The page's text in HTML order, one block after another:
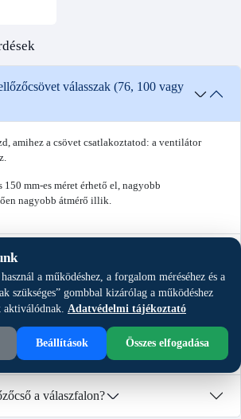
válasszak (76, 100 vagy
amihez a csövet csatlakoztatod: a ventilátor
mm-es méret érhető el, nagyobb
nagyobb átmérő illik.
csőben?
cső átmérőjét a ventilátorhoz vagy a
a válaszfalon?
a működéshez, a forgalom méréséhez és a
szükséges” gombbal kizárólag a működéshez
aktiválódnak. Adatvédelmi tájékoztató
Beállítások Összes elfogadása